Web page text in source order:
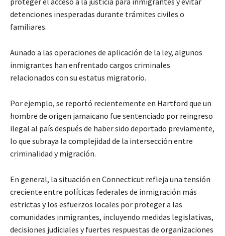
detenciones inesperadas durante trámites civiles o
familiares.
Aunado a las operaciones de aplicación de la ley, algunos
inmigrantes han enfrentado cargos criminales
relacionados con su estatus migratorio.
Por ejemplo, se reportó recientemente en Hartford que un
hombre de origen jamaicano fue sentenciado por reingreso
ilegal al país después de haber sido deportado previamente,
lo que subraya la complejidad de la intersección entre
criminalidad y migración.
En general, la situación en Connecticut refleja una tensión
creciente entre políticas federales de inmigración más
estrictas y los esfuerzos locales por proteger a las
comunidades inmigrantes, incluyendo medidas legislativas,
decisiones judiciales y fuertes respuestas de organizaciones